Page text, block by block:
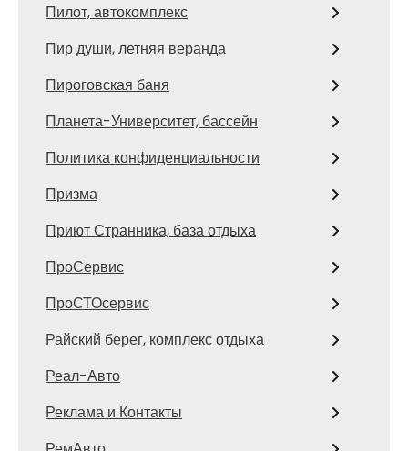
Пилот, автокомплекс
Пир души, летняя веранда
Пироговская баня
Планета-Университет, бассейн
Политика конфиденциальности
Призма
Приют Странника, база отдыха
ПроСервис
ПроСТОсервис
Райский берег, комплекс отдыха
Реал-Авто
Реклама и Контакты